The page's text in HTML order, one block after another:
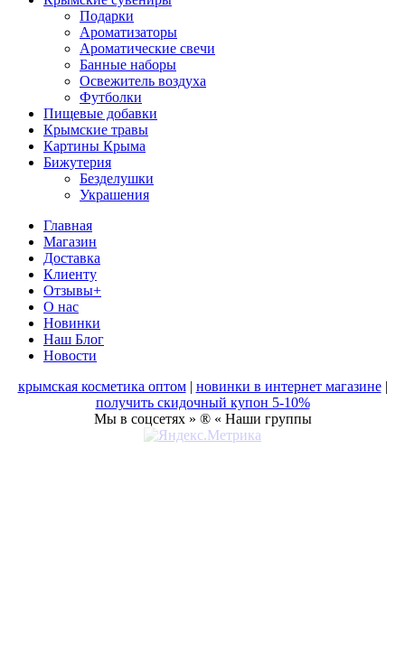
Подарки
Ароматизаторы
Ароматические свечи
Банные наборы
Освежитель воздуха
Футболки
Пищевые добавки
Крымские травы
Картины Крыма
Бижутерия
Безделушки
Украшения
Главная
Магазин
Доставка
Клиенту
Отзывы+
О нас
Новинки
Наш Блог
Новости
крымская косметика оптом| новинки в интернет магазине|
получить скидочный купон 5-10%
Мы в соцсетях » ® « Наши группы